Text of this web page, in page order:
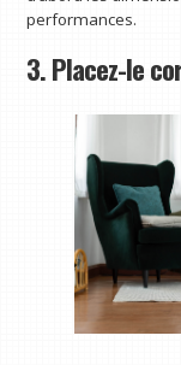
performances.
3. Placez-le